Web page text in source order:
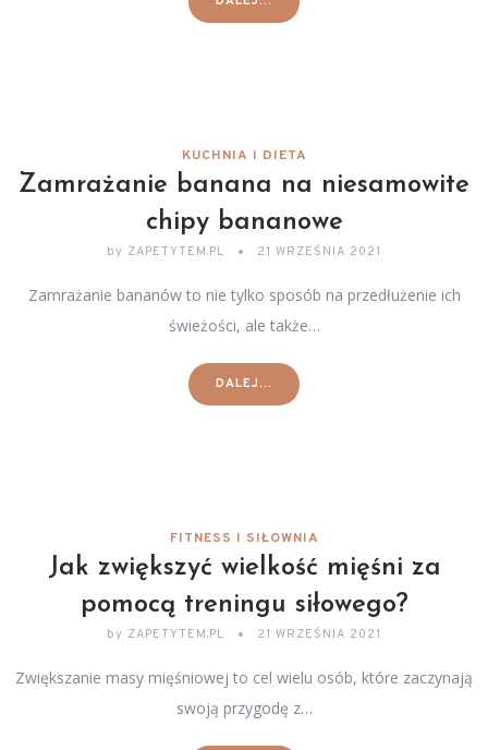
KUCHNIA I DIETA
Zamrażanie banana na niesamowite
chipy bananowe
by ZAPETYTEM.PL 21 WRZEŚNIA 2021
Zamrażanie bananów to nie tylko sposób na przedłużenie ich
świeżości, ale także…
DALEJ...
FITNESS I SIŁOWNIA
Jak zwiększyć wielkość mięśni za
pomocą treningu siłowego?
by ZAPETYTEM.PL 21 WRZEŚNIA 2021
Zwiększanie masy mięśniowej to cel wielu osób, które zaczynają
swoją przygodę z…